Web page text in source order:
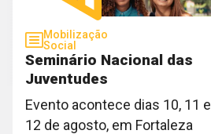
Mobilização
Social
Seminário Nacional das
Juventudes
Evento acontece dias 10, 11 e
12 de agosto, em Fortaleza